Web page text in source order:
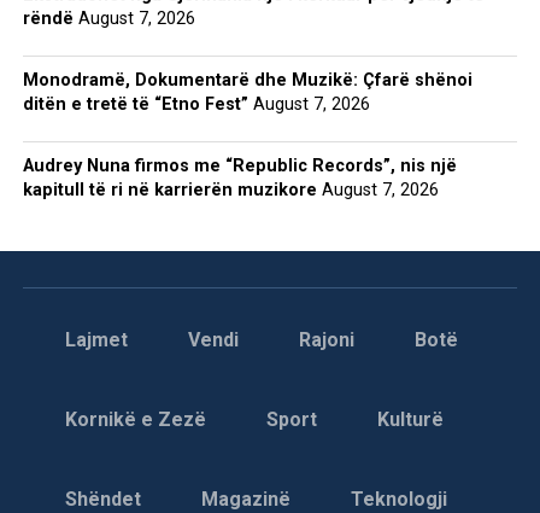
rëndë August 7, 2026
Monodramë, Dokumentarë dhe Muzikë: Çfarë shënoi
ditën e tretë të “Etno Fest” August 7, 2026
Audrey Nuna firmos me “Republic Records”, nis një
kapitull të ri në karrierën muzikore August 7, 2026
Lajmet Vendi Rajoni Botë
Kornikë e Zezë Sport Kulturë
Shëndet Magazinë Teknologji